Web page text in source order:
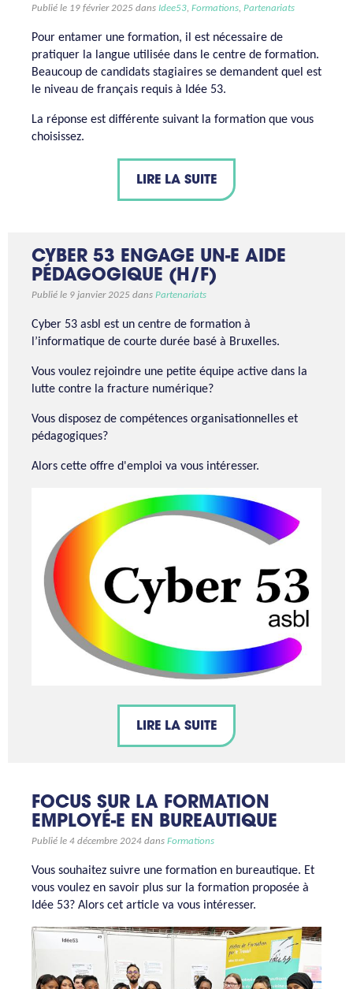
Publié le 19 février 2025 dans Idee53, Formations, Partenariats
Pour entamer une formation, il est nécessaire de
pratiquer la langue utilisée dans le centre de formation.
Beaucoup de candidats stagiaires se demandent quel est
le niveau de français requis à Idée 53.
La réponse est différente suivant la formation que vous
choisissez.
LIRE LA SUITE
CYBER 53 ENGAGE UN-E AIDE
PÉDAGOGIQUE (H/F)
Publié le 9 janvier 2025 dans Partenariats
Cyber 53 asbl est un centre de formation à
l’informatique de courte durée basé à Bruxelles.
Vous voulez rejoindre une petite équipe active dans la
lutte contre la fracture numérique?
Vous disposez de compétences organisationnelles et
pédagogiques?
Alors cette offre d'emploi va vous intéresser.
LIRE LA SUITE
FOCUS SUR LA FORMATION
EMPLOYÉ-E EN BUREAUTIQUE
Publié le 4 décembre 2024 dans Formations
Vous souhaitez suivre une formation en bureautique. Et
vous voulez en savoir plus sur la formation proposée à
Idée 53? Alors cet article va vous intéresser.